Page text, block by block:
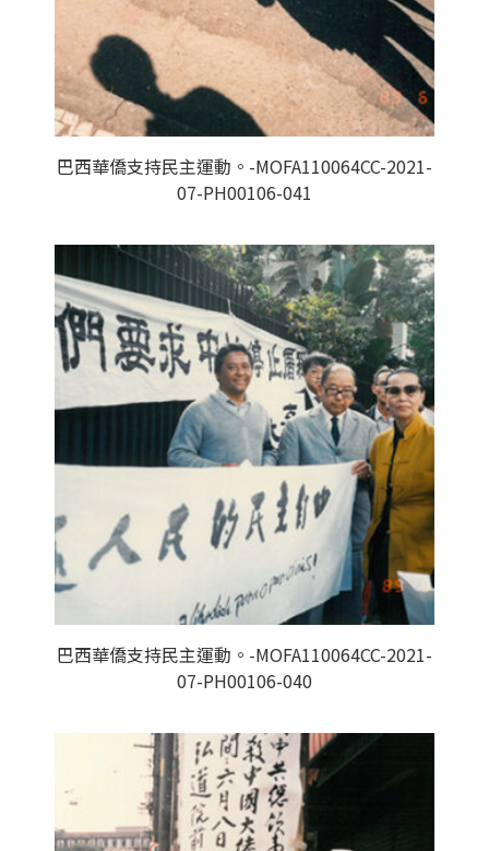
巴西華僑支持民主運動。-MOFA110064CC-2021-
07-PH00106-041
巴西華僑支持民主運動。-MOFA110064CC-2021-
07-PH00106-040